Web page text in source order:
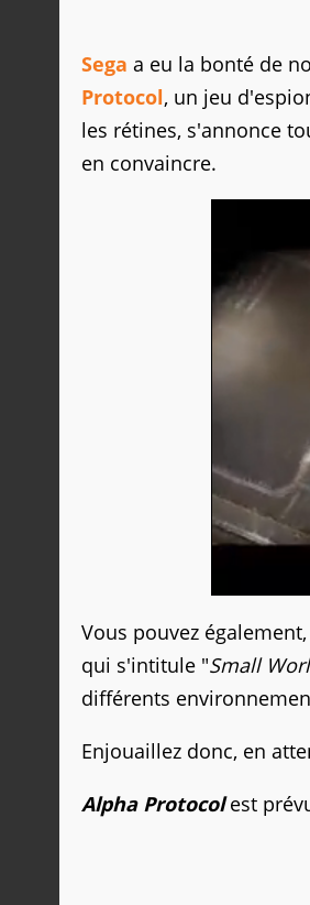
Sega a eu la bonté de
Protocol, un jeu
les rétines, s'annonce
en convaincre.
Vous pouvez
qui s'intitule "Small
différents
Enjouaillez donc, en
Alpha Protocolest